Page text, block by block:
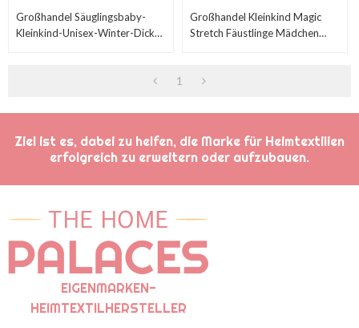
Großhandel Säuglingsbaby-
Kleinkind-Unisex-Winter-Dicke
Großhandel Kleinkind Magic
Stretch Fäustlinge Mädchen
1
Ziel ist es, dabei zu helfen, die Marke für Heimtextilien
erfolgreich zu erweitern oder aufzubauen.
EIGENMARKEN-
HEIMTEXTILHERSTELLER